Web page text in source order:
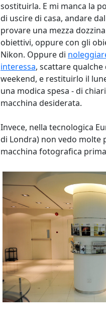
sostituirla. E mi manca la
di uscire di casa, andare
provare una mezza
obiettivi, oppure con gli
Nikon. Oppure di
interessa, scattare
weekend, e restituirlo il
una modica spesa - di
macchina desiderata.
Invece, nella tecnologica
di Londra) non vedo molte
macchina fotografica